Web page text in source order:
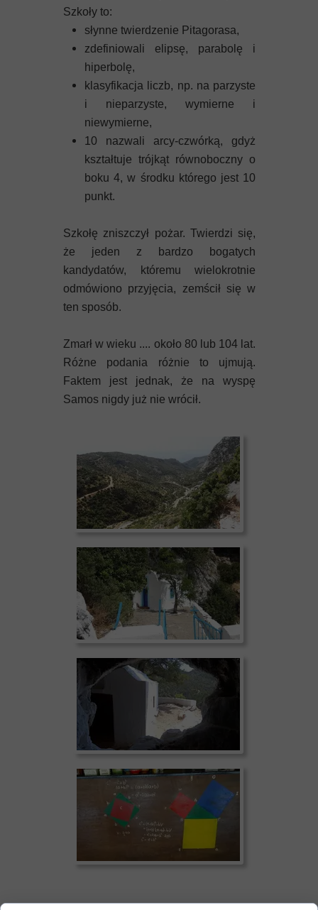
Szkoły to:
słynne twierdzenie Pitagorasa,
zdefiniowali elipsę, parabolę i
hiperbolę,
klasyfikacja liczb, np. na parzyste
i nieparzyste, wymierne i
niewymierne,
10 nazwali arcy-czwórką, gdyż
kształtuje trójkąt równoboczny o
boku 4, w środku którego jest 10
punkt.
Szkołę zniszczył pożar. Twierdzi się,
że jeden z bardzo bogatych
kandydatów, któremu wielokrotnie
odmówiono przyjęcia, zemścił się w
ten sposób.
Zmarł w wieku .... około 80 lub 104 lat.
Różne podania różnie to ujmują.
Faktem jest jednak, że na wyspę
Samos nigdy już nie wrócił.